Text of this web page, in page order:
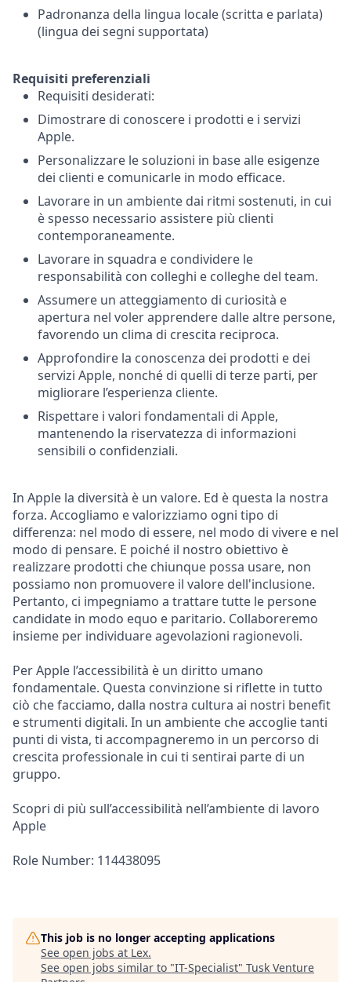
Padronanza della lingua locale (scritta e parlata)
(lingua dei segni supportata)
Requisiti preferenziali
Requisiti desiderati:
Dimostrare di conoscere i prodotti e i servizi
Apple.
Personalizzare le soluzioni in base alle esigenze
dei clienti e comunicarle in modo efficace.
Lavorare in un ambiente dai ritmi sostenuti, in cui
è spesso necessario assistere più clienti
contemporaneamente.
Lavorare in squadra e condividere le
responsabilità con colleghi e colleghe del team.
Assumere un atteggiamento di curiosità e
apertura nel voler apprendere dalle altre persone,
favorendo un clima di crescita reciproca.
Approfondire la conoscenza dei prodotti e dei
servizi Apple, nonché di quelli di terze parti, per
migliorare l’esperienza cliente.
Rispettare i valori fondamentali di Apple,
mantenendo la riservatezza di informazioni
sensibili o confidenziali.
In Apple la diversità è un valore. Ed è questa la nostra
forza. Accogliamo e valorizziamo ogni tipo di
differenza: nel modo di essere, nel modo di vivere e nel
modo di pensare. E poiché il nostro obiettivo è
realizzare prodotti che chiunque possa usare, non
possiamo non promuovere il valore dell'inclusione.
Pertanto, ci impegniamo a trattare tutte le persone
candidate in modo equo e paritario. Collaboreremo
insieme per individuare agevolazioni ragionevoli.
Per Apple l’accessibilità è un diritto umano
fondamentale. Questa convinzione si riflette in tutto
ciò che facciamo, dalla nostra cultura ai nostri benefit
e strumenti digitali. In un ambiente che accoglie tanti
punti di vista, ti accompagneremo in un percorso di
crescita professionale in cui ti sentirai parte di un
gruppo.
Scopri di più sull’accessibilità nell’ambiente di lavoro
Apple
Role Number: 114438095
This job is no longer accepting applications
See open jobs at Lex.
See open jobs similar to "IT-Specialist" Tusk Venture